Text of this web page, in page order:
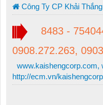
Công Ty CP Khải Thắng
8483 -
0908.272.263,
www.kaishengcorp.com,
http://ecm.vn/